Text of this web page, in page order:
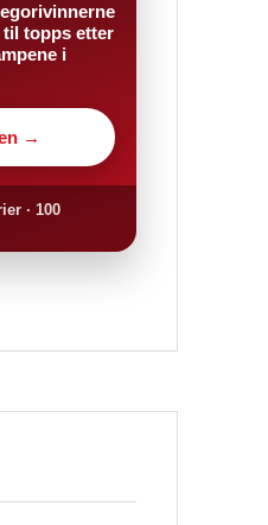
topps etter
i
→
· 100